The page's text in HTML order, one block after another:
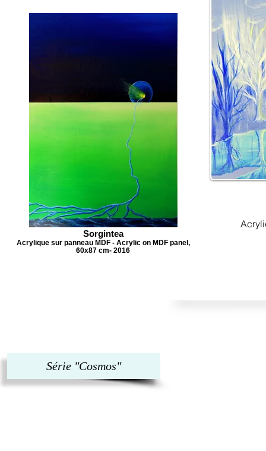
Sorgintea
Acrylique sur panneau MDF - Acrylic on MDF panel,
60x87 cm- 2016
Série "Cosmos"